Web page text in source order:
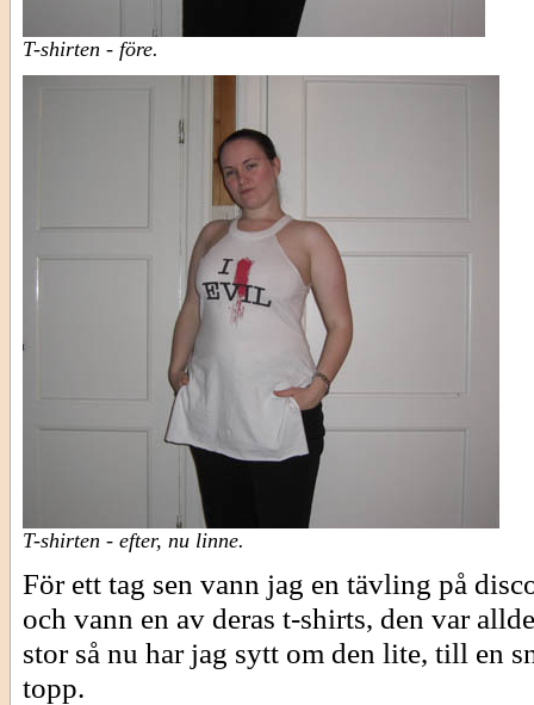
T-shirten - före.
T-shirten - efter, nu linne.
För ett tag sen vann jag en tävling på
och vann en av deras t-shirts, den var
stor så nu har jag sytt om den lite, till en
topp.